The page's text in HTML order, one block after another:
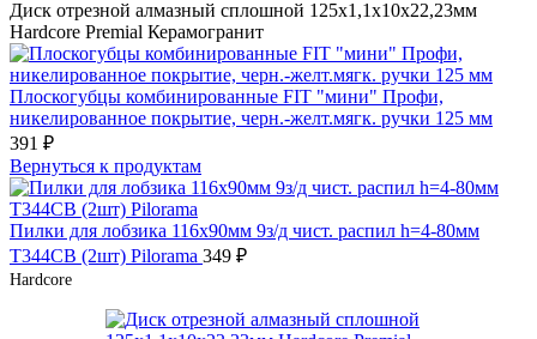
Диск отрезной алмазный сплошной 125х1,1х10х22,23мм
Hardcore Premial Керамогранит
Плоскогубцы комбинированные FIT "мини" Профи,
никелированное покрытие, черн.-желт.мягк. ручки 125 мм
391 ₽
Вернуться к продуктам
Пилки для лобзика 116x90мм 9з/д чист. распил h=4-80мм
T344CB (2шт) Pilorama 349 ₽
Hardcore